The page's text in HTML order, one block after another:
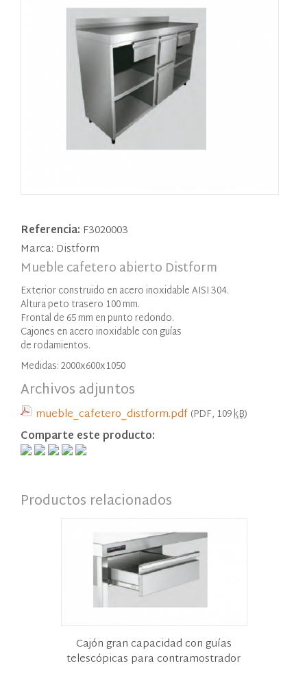
Referencia: F3020003
Marca: Distform
Mueble cafetero abierto Distform
Exterior construido en acero inoxidable AISI 304.
Altura peto trasero 100 mm.
Frontal de 65 mm en punto redondo.
Cajones en acero inoxidable con guías
de rodamientos.
Medidas: 2000x600x1050
Archivos adjuntos
mueble_cafetero_distform.pdf (PDF, 109kB)
Comparte este producto:
Productos relacionados
Cajón gran capacidad con guías
telescópicas para contramostrador